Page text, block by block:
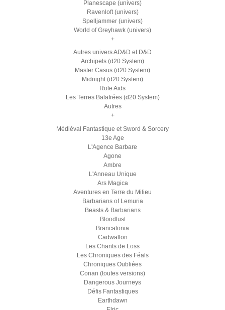
Planescape (univers)
Ravenloft (univers)
Spelljammer (univers)
World of Greyhawk (univers)
+
Autres univers AD&D et D&D
Archipels (d20 System)
Master Casus (d20 System)
Midnight (d20 System)
Role Aids
Les Terres Balafrées (d20 System)
Autres
+
Médiéval Fantastique et Sword & Sorcery
13e Age
L'Agence Barbare
Agone
Ambre
L'Anneau Unique
Ars Magica
Aventures en Terre du Milieu
Barbarians of Lemuria
Beasts & Barbarians
Bloodlust
Brancalonia
Cadwallon
Les Chants de Loss
Les Chroniques des Féals
Chroniques Oubliées
Conan (toutes versions)
Dangerous Journeys
Défis Fantastiques
Earthdawn